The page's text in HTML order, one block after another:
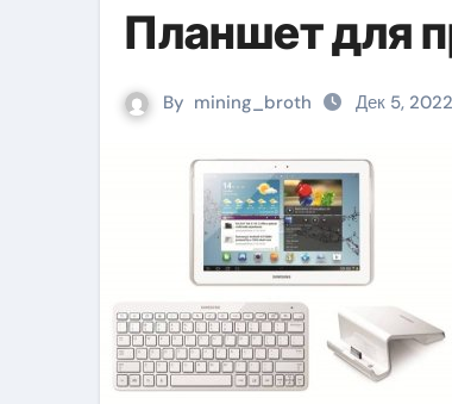
Планшет для
By mining_broth Дек 5, 2022